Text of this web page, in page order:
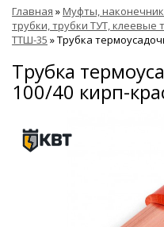
Главная »Муфты,
трубки, трубки ТУТ, клеевые
ТТШ-35 »Трубка
Трубка
100/40 кирп-